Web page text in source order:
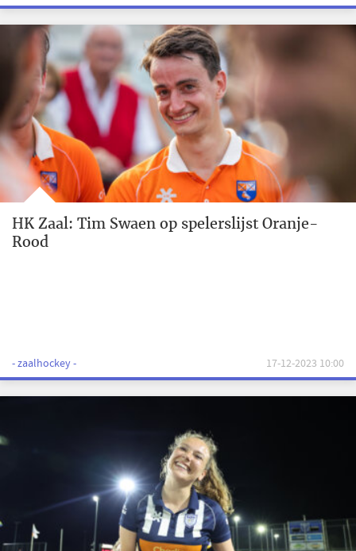
HK Zaal: Tim Swaen op spelerslijst Oranje-
Rood
- zaalhockey - 17-12-2023 10:00